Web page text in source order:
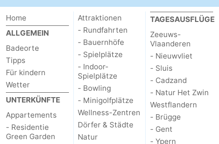
Blankenberge
-
De
Haan
-
Bredene
-
Ostende
-
Middelkerke
-
Westende
Wetter
Home
ALLGEMEIN
Badeorte
Tipps
Für kindern
Wetter
UNTERKÜNFTE
Appartements
- Residentie
Green Garden
Attraktionen
- Rundfahrten
- Bauernhöfe
- Spielplätze
- Indoor-
Spielplätze
- Bowling
- Minigolfplätze
Wellness-Zentren
Dörfer & Städte
Natur
TAGESAUSFLÜGE
Zeeuws-
Vlaanderen
- Nieuwvliet
- Sluis
- Cadzand
- Natur Het Zwin
Westflandern
- Brügge
- Gent
- Ypern